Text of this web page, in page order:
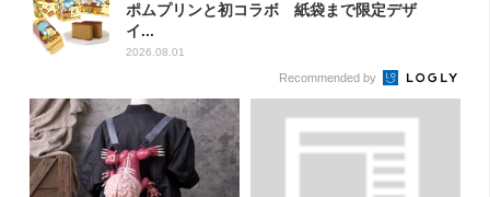
ポムプリンと初コラボ 紙袋まで限定デザ
イ...
2026.08.01
Recommended by